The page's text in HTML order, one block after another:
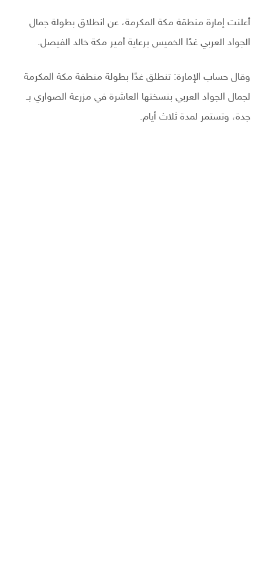
أعلنت إمارة منطقة مكة المكرمة، عن انطلاق بطولة جمال
الجواد العربي غدًا الخميس برعاية أمير مكة خالد الفيصل.
وقال حساب الإمارة: تنطلق غدًا بطولة منطقة مكة المكرمة
لجمال الجواد العربي بنسختها العاشرة في مزرعة الصواري بـ
جدة، وتستمر لمدة ثلاث أيام.